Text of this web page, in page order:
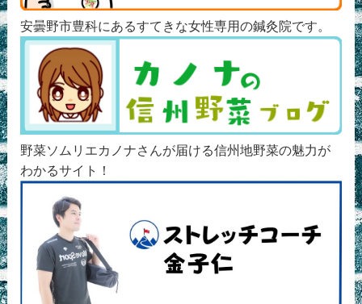
安曇野市豊科にあるすてきな女性専用の鍼灸院です。
野菜ソムリエカノナさんが届ける信州地野菜の魅力が
わかるサイト！